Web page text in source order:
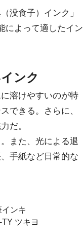
没食子）インク」
によって適したイン
ンク
溶けやすいのが特
できる。さらに、
だ。
また、光による退
手紙など日常的な
ンキ
ツキヨ